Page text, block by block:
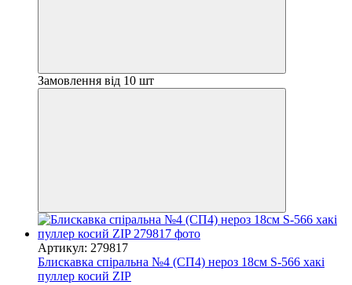
Замовлення від 10 шт
Артикул: 279817
Блискавка спіральна №4 (СП4) нероз 18см S-566 хакі
пуллер косий ZIP